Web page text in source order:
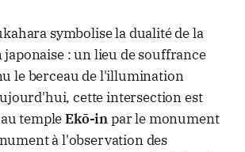
symbolise la dualité de la
: un lieu de souffrance
le berceau de l'illumination
cette intersection est
templeEkō-inpar le monument
à l'observation des